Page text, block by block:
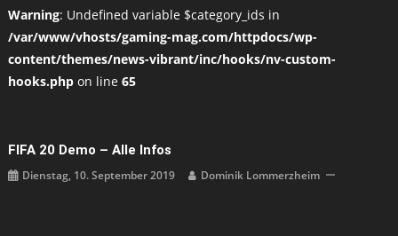
Warning: Undefined variable $category_ids in
/var/www/vhosts/gaming-mag.com/httpdocs/wp-
content/themes/news-vibrant/inc/hooks/nv-custom-
hooks.phpon line 65
FIFA 20 Demo – Alle Infos
Dienstag, 10. September 2019 Dominik Lommerzheim